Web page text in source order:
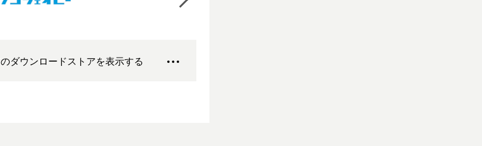
ダウンロードストアを表示する